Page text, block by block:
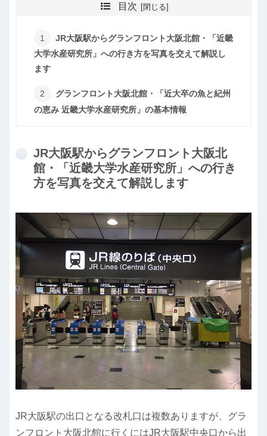
目次
JR大阪駅からグランフロント大阪北館・「近畿
大学水産研究所」への行き方を写真を交えて解説し
ます
グランフロント大阪北館・「近大卒の魚と紀州
の恵み 近畿大学水産研究所」の基本情報
JR大阪駅からグランフロント大阪北
館・「近畿大学水産研究所」への行き
方を写真を交えて解説します
JR大阪駅の出口となる改札口は複数ありますが、グラ
ンフロント大阪北館に行くにはJR大阪駅中央口から出